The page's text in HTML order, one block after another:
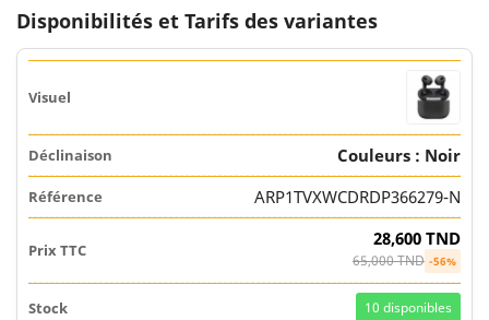
Disponibilités et Tarifs des variantes
Couleurs : Noir
ARP1TVXWCDRDP366279-N
28,600 TND
65,000 TND -56%
10 disponibles